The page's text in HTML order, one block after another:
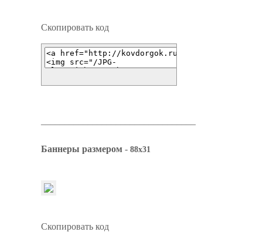
Скопировать код
Баннеры размером - 88x31
Скопировать код